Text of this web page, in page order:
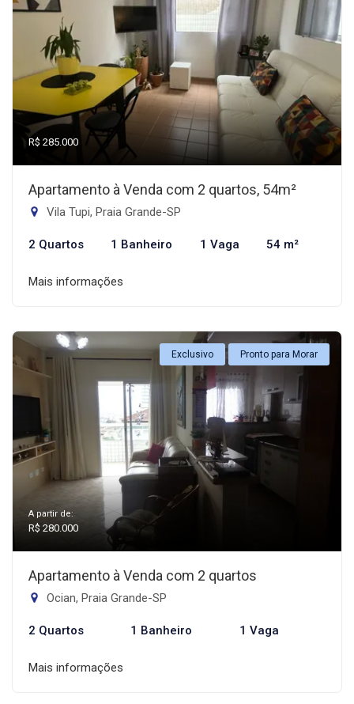
R$ 285.000
Apartamento à Venda com 2 quartos, 54m²
Vila Tupi, Praia Grande-SP
2 Quartos 1 Banheiro 1 Vaga 54 m²
Mais informações
Exclusivo Pronto para Morar
A partir de:
R$ 280.000
Apartamento à Venda com 2 quartos
Ocian, Praia Grande-SP
2 Quartos 1 Banheiro 1 Vaga
Mais informações